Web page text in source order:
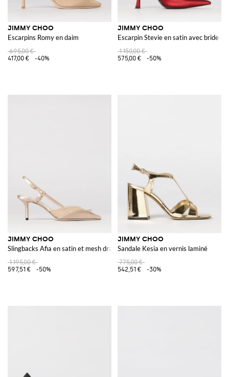
JIMMY CHOO
Escarpins Romy en daim
695,00 €
417,00 €
-40%
JIMMY CHOO
Escarpin Stevie en satin avec bride
1 150,00 €
575,00 €
-50%
JIMMY CHOO
Slingbacks Afia en satin et mesh drapé
1 195,00 €
597,51 €
-50%
JIMMY CHOO
Sandale Kesia en vernis laminé
775,00 €
542,51 €
-30%